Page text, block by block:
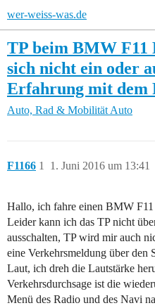
wer-weiss-was.de
TP beim BMW F11
sich nicht ein oder
Erfahrung mit dem
Auto, Rad & Mobilität Auto
F1166 1. Juni 2016 um 13:41
1
Hallo, ich fahre einen BMW
Leider kann ich das TP nicht
ausschalten, TP wird mir auch
eine Verkehrsmeldung über den
Laut, ich dreh die Lautstärke
Verkehrsdurchsage ist die
Menü des Radio und des Navi